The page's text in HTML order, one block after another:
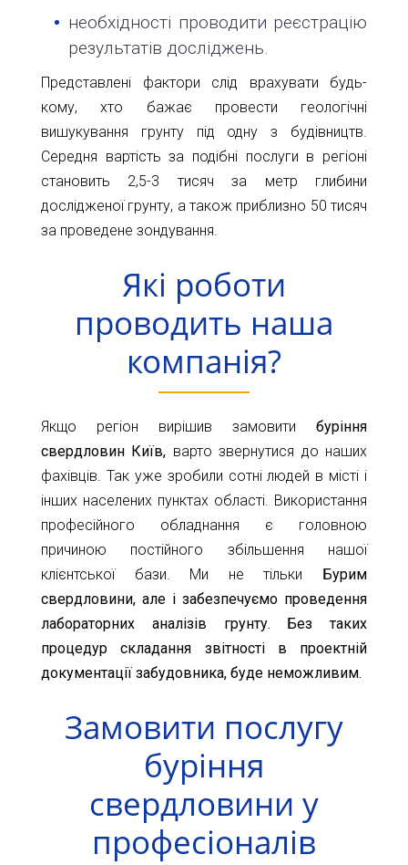
необхідності проводити реєстрацію
результатів досліджень.
Представлені фактори слід врахувати будь-
кому, хто бажає провести геологічні
вишукування грунту під одну з будівництв.
Середня вартість за подібні послуги в регіоні
становить 2,5-3 тисяч за метр глибини
дослідженої грунту, а також приблизно 50 тисяч
за проведене зондування.
Які роботи
проводить наша
компанія?
Якщо регіон вирішив замовити буріння
свердловин Київ, варто звернутися до наших
фахівців. Так уже зробили сотні людей в місті і
інших населених пунктах області. Використання
професійного обладнання є головною
причиною постійного збільшення нашої
клієнтської бази. Ми не тільки
Бурим
свердловини, але і забезпечуємо проведення
лабораторних аналізів грунту. Без таких
процедур складання звітності в проектній
документації забудовника, буде неможливим.
Замовити послугу
буріння
свердловини у
професіоналів